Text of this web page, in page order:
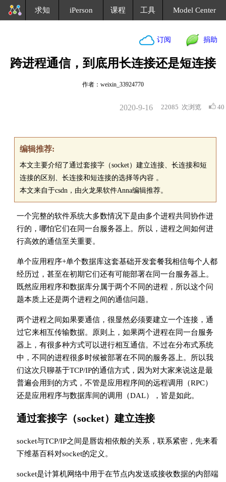
求知 iPerson 课程 工具 Model Center
订阅 捐助
跨进程通信，到底用长连接还是短连接
作者：weixin_33924770
22085 次浏览 40
2020-9-16
编辑推荐:
本文主要介绍了通过套接字（socket）建立连接、长连接和短
连接的区别、长连接和短连接的选择等内容 。
本文来自于csdn，由火龙果软件Anna编辑推荐。
一个完整的软件系统大多数情况下是由多个进程共同协作进
行的，哪怕它们在同一台服务器上。所以，进程之间如何进
行高效的通信至关重要。
单个应用程序+单个数据库这套基础开发套餐我相信每个人都
经历过，甚至在初期它们还有可能部署在同一台服务器上。
既然应用程序和数据库分属于两个不同的进程，所以这个问
题本质上还是两个进程之间的通信问题。
两个进程之间如果要通信，很显然必须要建立一个连接，通
过它来相互传输数据。原则上，如果两个进程在同一台服务
器上，有很多种方式可以进行相互通信。不过在分布式系统
中，不同的进程很多时候被部署在不同的服务器上。所以我
们这次只聊基于TCP/IP的通信方式，因为对大家来说这是最
普遍会用到的方式，不管是应用程序间的远程调用（RPC）
还是应用程序与数据库间的调用（DAL），皆是如此。
通过套接字（socket）建立连接
socket与TCP/IP之间是唇齿相依般的关系，联系紧密，先来看
下维基百科对socket的定义。
socket是计算机网络中用于在节点内发送或接收数据的内部端